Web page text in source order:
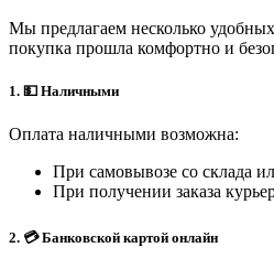
Мы предлагаем несколько
покупка прошла комфортно и
1. 💵 Наличными
Оплата наличными возможна:
При самовывозе со склада
При получении заказа
2. 💳 Банковской картой онлайн